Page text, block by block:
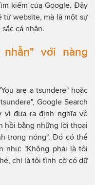
kiếm của Google. Đây
từ website, mà là một sự
cá nhân.
với nàng
are a tsundere" hoặc
Google Search
vì đưa ra định nghĩa về
hồi bằng những lời thoại
trong nóng". Đó có thể
như: "Không phải là tôi
chỉ là tôi tình cờ có dữ